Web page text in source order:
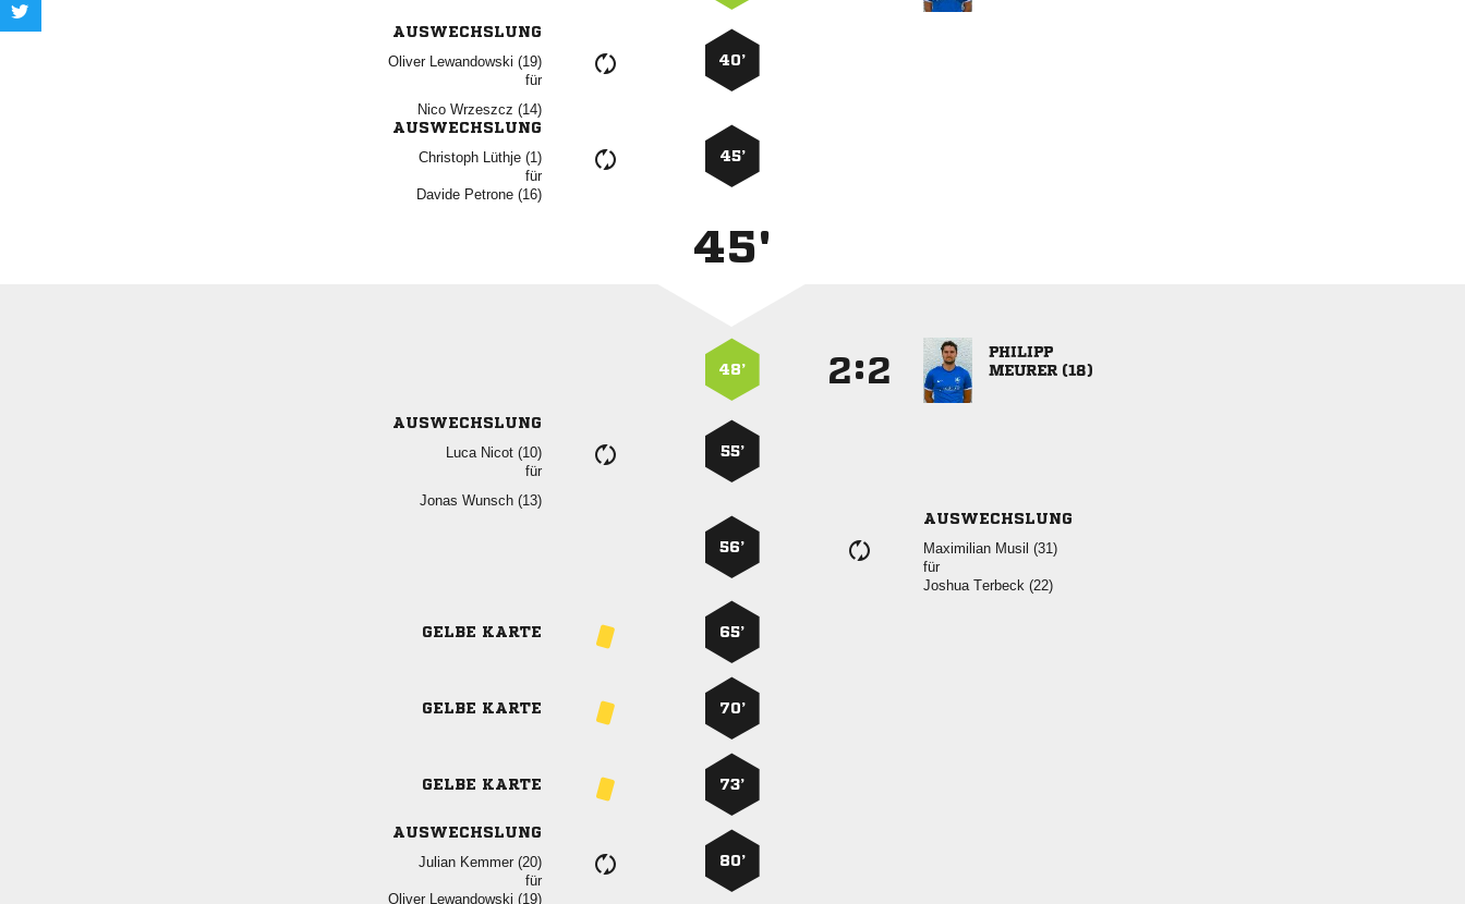
AUSWECHSLUNG
  
für
  
40’
AUSWECHSLUNG
  
für
  
45’
45'
48’ :

 
AUSWECHSLUNG
  
für
  
55’
56’
AUSWECHSLUNG
  
für
  
GELBE KARTE 65’
GELBE KARTE 70’
GELBE KARTE 73’
AUSWECHSLUNG
  
für
  
80’